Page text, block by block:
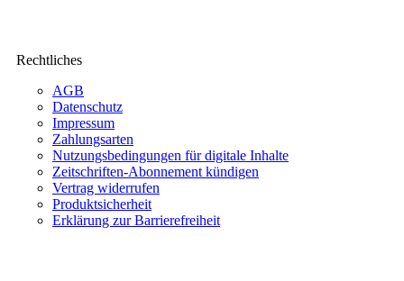
Rechtliches
AGB
Datenschutz
Impressum
Zahlungsarten
Nutzungsbedingungen für digitale Inhalte
Zeitschriften-Abonnement kündigen
Vertrag widerrufen
Produktsicherheit
Erklärung zur Barrierefreiheit